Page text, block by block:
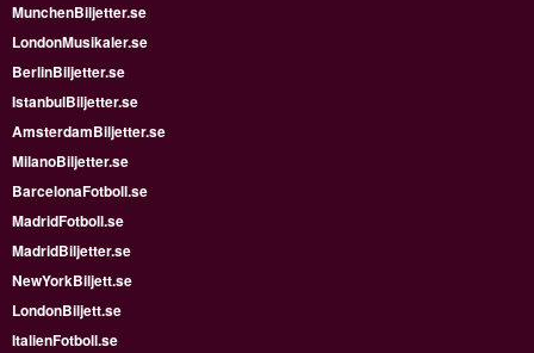
MunchenBiljetter.se
LondonMusikaler.se
BerlinBiljetter.se
IstanbulBiljetter.se
AmsterdamBiljetter.se
MilanoBiljetter.se
BarcelonaFotboll.se
MadridFotboll.se
MadridBiljetter.se
NewYorkBiljett.se
LondonBiljett.se
ItalienFotboll.se